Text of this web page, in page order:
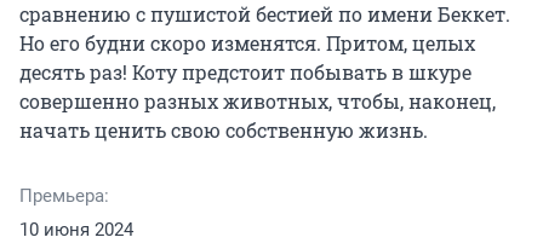
сравнению с пушистой бестией по имени Беккет.
Но его будни скоро изменятся. Притом, целых
десять раз! Коту предстоит побывать в шкуре
совершенно разных животных, чтобы, наконец,
начать ценить свою собственную жизнь.
Премьера:
10 июня 2024